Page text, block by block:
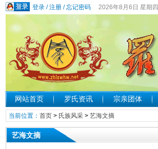
登录/注册/忘记密码 2026年8月6日 星期四
网站首页 罗氏资讯 宗亲团体
当前位置： 首页> 氏族风采> 艺海文摘
艺海文摘